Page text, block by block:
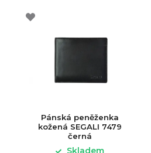
Pánská peněženka
kožená SEGALI 7479
černá
Skladem